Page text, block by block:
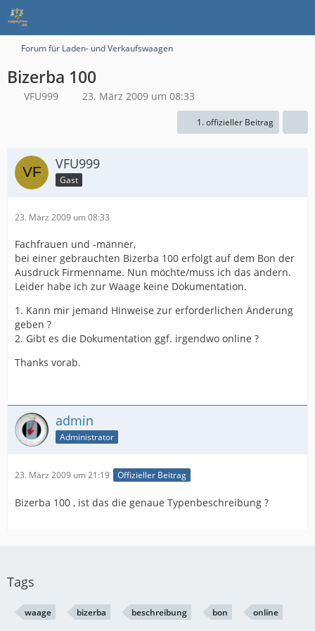
Forum für Laden- und Verkaufswaagen
Bizerba 100
VFU999 23. März 2009 um 08:33
1. offizieller Beitrag
VFU999
Gast
23. März 2009 um 08:33
Fachfrauen und -männer,
bei einer gebrauchten Bizerba 100 erfolgt auf dem Bon der
Ausdruck Firmenname. Nun möchte/muss ich das ändern.
Leider habe ich zur Waage keine Dokumentation.
1. Kann mir jemand Hinweise zur erforderlichen Änderung
geben ?
2. Gibt es die Dokumentation ggf. irgendwo online ?
Thanks vorab.
admin
Administrator
23. März 2009 um 21:19 Offizieller Beitrag
Bizerba 100 , ist das die genaue Typenbeschreibung ?
Tags
waage bizerba beschreibung bon online